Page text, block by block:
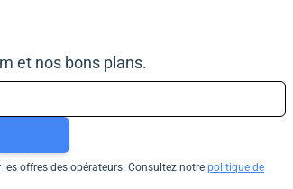
et nos bons plans.
offres des opérateurs. Consultez notre politique de